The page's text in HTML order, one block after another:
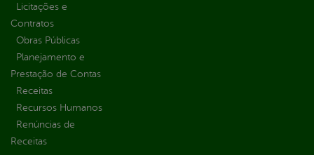
Licitações e
Contratos
Obras Públicas
Planejamento e
Prestação de Contas
Receitas
Recursos Humanos
Renúncias de
Receitas